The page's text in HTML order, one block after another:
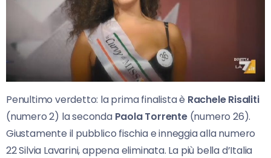
Penultimo verdetto: la prima finalista è Rachele Risaliti
(numero 2) la seconda Paola Torrente(numero 26).
Giustamente il pubblico fischia e inneggia alla numero
22 Silvia Lavarini, appena eliminata. La più bella d’Italia